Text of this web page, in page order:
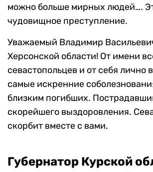
можно больше мирных людей….
чудовищное преступление.
Уважаемый Владимир
Херсонской области! От имени
севастопольцев и от себя
самые искренние
близким погибших.
скорейшего выздоровления.
скорбит вместе с вами.
Губернатор Курской